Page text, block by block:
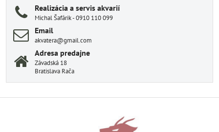
Realizácia a servis akvarií
Michal Šafárik - 0910 110 099
Email
akvatera@gmail.com
Adresa predajne
Závadská 18
Bratislava Rača